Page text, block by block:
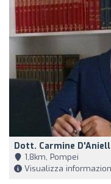
Dott. Carmine
1,8km, Pompei
Visualizza